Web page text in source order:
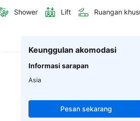
Shower Lift Ruangan
Keunggulan akomodasi
Informasi sarapan
Asia
Pesan sekarang